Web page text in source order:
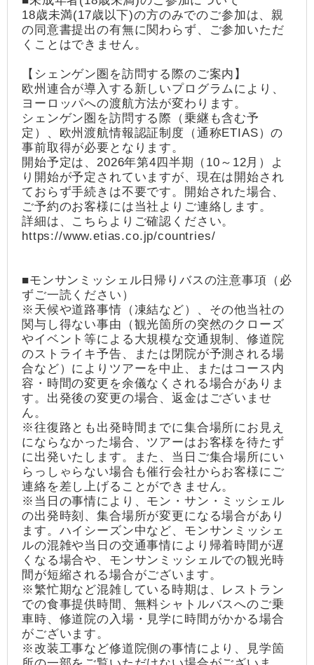
18歳未満(17歳以下)の方のみでのご参加は、親
の同意書提出の有無に関わらず、ご参加いただ
くことはできません。
【シェンゲン圏を訪問する際のご案内】
欧州連合が導入する新しいプログラムにより、
ヨーロッパへの渡航方法が変わります。
シェンゲン圏を訪問する際（乗継も含む予
定）、欧州渡航情報認証制度（通称ETIAS）の
事前取得が必要となります。
開始予定は、2026年第4四半期（10～12月）よ
り開始が予定されていますが、現在は開始され
ておらず手続きは不要です。開始された場合、
ご予約のお客様には当社よりご連絡します。
詳細は、こちらよりご確認ください。
https://www.etias.co.jp/countries/
■モンサンミッシェル日帰りバスの注意事項（必
ずご一読ください）
※天候や道路事情（凍結など）、その他当社の
関与し得ない事由（観光箇所の突然のクローズ
やイベント等による大規模な交通規制、修道院
のストライキ予告、または閉院が予測される場
合など）によりツアーを中止、またはコース内
容・時間の変更を余儀なくされる場合がありま
す。出発後の変更の場合、返金はございませ
ん。
※往復路とも出発時間までに集合場所にお見え
にならなかった場合、ツアーはお客様を待たず
に出発いたします。また、当日ご集合場所にい
らっしゃらない場合も催行会社からお客様にご
連絡を差し上げることができません。
※当日の事情により、モン・サン・ミッシェル
の出発時刻、集合場所が変更になる場合があり
ます。ハイシーズン中など、モンサンミッシェ
ルの混雑や当日の交通事情により帰着時間が遅
くなる場合や、モンサンミッシェルでの観光時
間が短縮される場合がございます。
※繁忙期など混雑している時期は、レストラン
での食事提供時間、無料シャトルバスへのご乗
車時、修道院の入場・見学に時間がかかる場合
がございます。
※改装工事など修道院側の事情により、見学箇